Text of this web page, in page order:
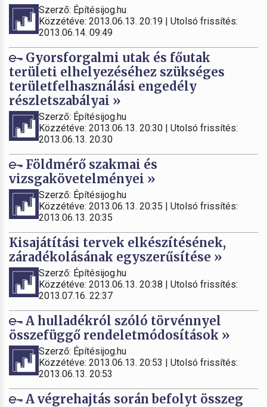
Szerző: Építésijog.hu
Közzétéve: 2013.06.13. 20:19 | Utolsó frissítés:
2013.06.14. 09:49
Gyorsforgalmi utak és főutak
területi elhelyezéséhez szükséges
területfelhasználási engedély
részletszabályai »
Szerző: Építésijog.hu
Közzétéve: 2013.06.13. 20:30 | Utolsó frissítés:
2013.06.13. 20:30
Földmérő szakmai és
vizsgakövetelményei »
Szerző: Építésijog.hu
Közzétéve: 2013.06.13. 20:35 | Utolsó frissítés:
2013.06.13. 20:35
Kisajátítási tervek elkészítésének,
záradékolásának egyszerűsítése »
Szerző: Építésijog.hu
Közzétéve: 2013.06.13. 20:38 | Utolsó frissítés:
2013.07.16. 22:37
A hulladékról szóló törvénnyel
összefüggő rendeletmódosítások »
Szerző: Építésijog.hu
Közzétéve: 2013.06.13. 20:53 | Utolsó frissítés:
2013.06.13. 20:53
A végrehajtás során befolyt összeg